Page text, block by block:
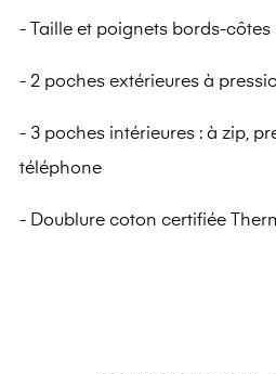
- Taille et poignets bords-côtes
- 2 poches extérieures à
- 3 poches intérieures : à zip,
téléphone
- Doublure coton certifiée